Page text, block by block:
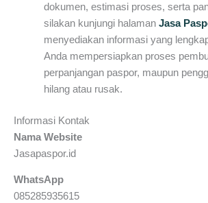
dokumen, estimasi proses, serta
silakan kunjungi halaman Jasa
menyediakan informasi yang
Anda mempersiapkan proses
perpanjangan paspor, maupun
hilang atau rusak.
Informasi Kontak
Nama Website
Jasapaspor.id
WhatsApp
085285935615